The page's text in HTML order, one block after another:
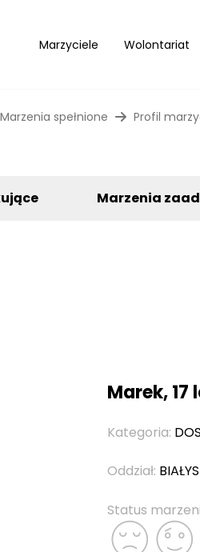
Marzyciele Wolontariat
Marzenia spełnione Profil
Marzenia
Marek, 17
Kategoria:
Oddział:
Status